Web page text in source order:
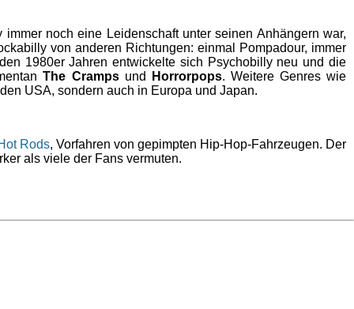
noch eine Leidenschaft unter seinen Anhängern war,
von anderen Richtungen: einmal Pompadour, immer
1980er Jahren entwickelte sich Psychobilly neu und die
The Crampsund Horrorpops. Weitere Genres wie
USA, sondern auch in Europa und Japan.
Rods, Vorfahren von gepimpten Hip-Hop-Fahrzeugen. Der
als viele der Fans vermuten.